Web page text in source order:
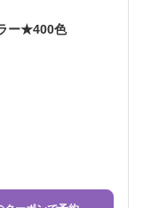
ー★400色